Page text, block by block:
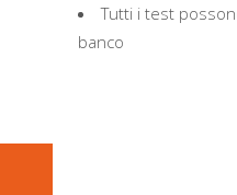
Tutti i test
banco